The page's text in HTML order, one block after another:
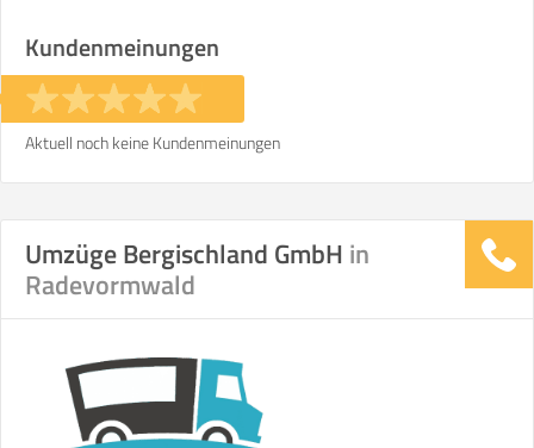
Kundenmeinungen
Aktuell noch keine Kundenmeinungen
Umzüge Bergischland GmbH in
Radevormwald